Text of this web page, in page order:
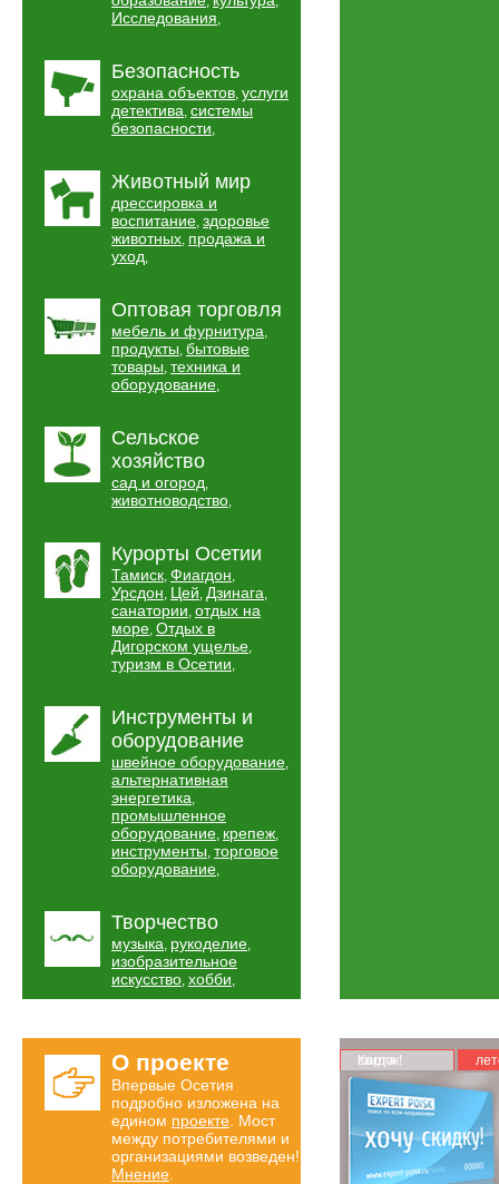
Исследования,
Безопасность
охрана объектов, услуги
детектива, системы
безопасности,
Животный мир
дрессировка и
воспитание, здоровье
животных, продажа и
уход,
Оптовая торговля
мебель и фурнитура,
продукты, бытовые
товары, техника и
оборудование,
Сельское
хозяйство
сад и огород,
животноводство,
Курорты Осетии
Тамиск, Фиагдон,
Урсдон, Цей, Дзинага,
санатории, отдых на
море, Отдых в
Дигорском ущелье,
туризм в Осетии,
Инструменты и
оборудование
швейное оборудование,
альтернативная
энергетика,
промышленное
оборудование, крепеж,
инструменты, торговое
оборудование,
Творчество
музыка, рукоделие,
изобразительное
искусство, хобби,
О проекте
Впервые Осетия
подробно изложена на
едином проекте . Мост
между потребителями и
организациями возведен!
Мнение
Карта скидок!